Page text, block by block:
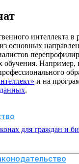
интеллекта в
основных
обучения. Например,
и на
.
для граждан и